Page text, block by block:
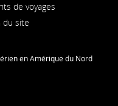
dans
une
nouvelle
de voyages
du site
nouvelle
en Amérique du Nord